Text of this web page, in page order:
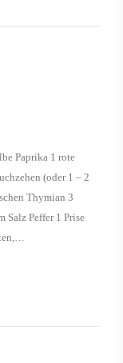
Paprika 1 rote
(oder 1 – 2
Thymian 3
Salz Peffer 1 Prise